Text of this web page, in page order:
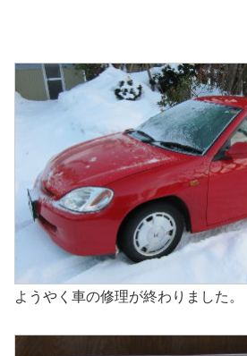
ようやく車の修理が終わりました。